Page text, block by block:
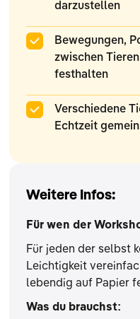
darzustellen
Bewegungen,
zwischen
festhalten
Verschiedene
Echtzeit
Weitere Infos:
Für wen der
Für jeden der selbst
Leichtigkeit
lebendig auf Papier
Was du brauchst: